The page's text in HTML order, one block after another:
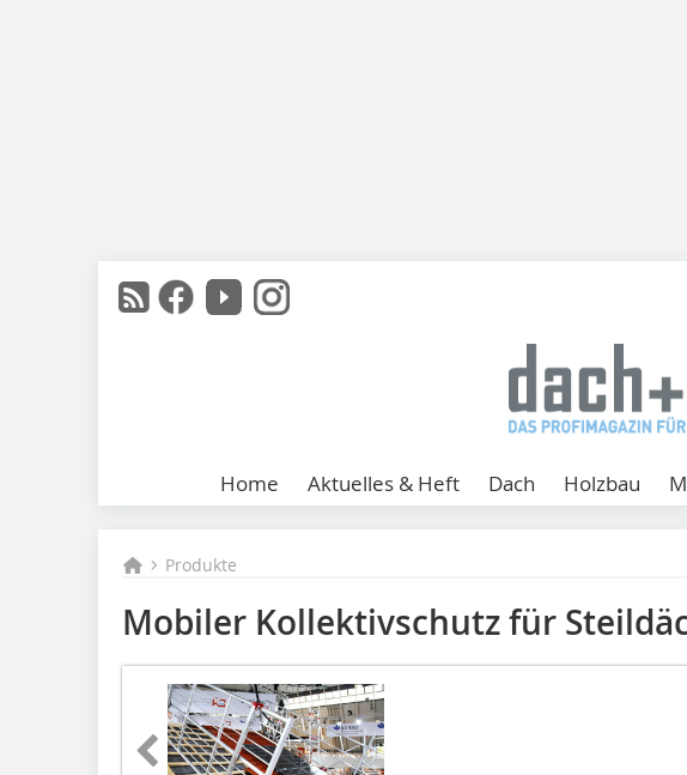
Home Aktuelles & Heft Dach Holzbau
Produkte
Mobiler Kollektivschutz für